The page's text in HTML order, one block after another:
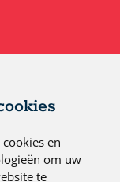
en
om uw
te